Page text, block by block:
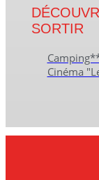
SORTIR
Cinéma